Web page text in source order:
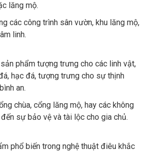
lăng mộ.
các công trình sân vườn, khu lăng mộ,
linh.
phẩm tượng trưng cho các linh vật,
hạc đá, tượng trưng cho sự thịnh
an.
chùa, cổng lăng mộ, hay các không
sự bảo vệ và tài lộc cho gia chủ.
phổ biến trong nghệ thuật điêu khắc